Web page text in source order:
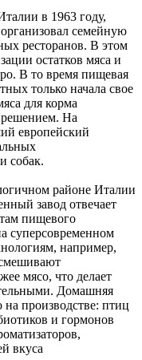
в 1963 году,
семейную
ресторанов. В этом
остатков мяса и
В то время пищевая
только начала свое
для корма
На
европейский
собак.
районе Италии
завод отвечает
пищевого
суперсовременном
например,
мясо, что делает
Домашняя
производстве: птиц
и гормонов
вкуса